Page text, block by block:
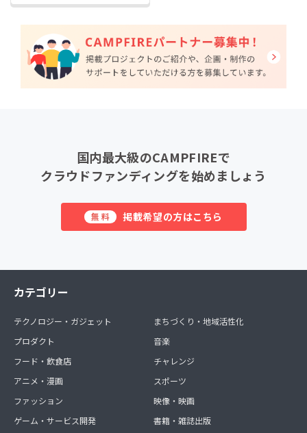
国内最大級のCAMPFIREで
クラウドファンディングを始めましょう
無料 掲載希望の方はこちら
カテゴリー
テクノロジー・ガジェット
プロダクト
フード・飲食店
アニメ・漫画
ファッション
ゲーム・サービス開発
まちづくり・地域活性化
音楽
チャレンジ
スポーツ
映像・映画
書籍・雑誌出版